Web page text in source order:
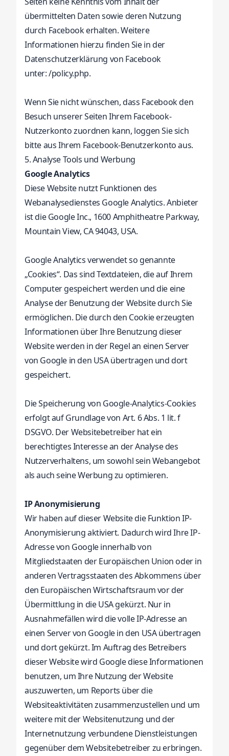
übermittelten Daten sowie deren Nutzung
durch Facebook erhalten. Weitere
Informationen hierzu finden Sie in der
Datenschutzerklärung von Facebook
unter:/policy.php.
Wenn Sie nicht wünschen, dass Facebook den
Besuch unserer Seiten Ihrem Facebook-
Nutzerkonto zuordnen kann, loggen Sie sich
bitte aus Ihrem Facebook-Benutzerkonto aus.
5. Analyse Tools und Werbung
Google Analytics
Diese Website nutzt Funktionen des
Webanalysedienstes Google Analytics. Anbieter
ist die Google Inc., 1600 Amphitheatre Parkway,
Mountain View, CA 94043, USA.
Google Analytics verwendet so genannte
„Cookies“. Das sind Textdateien, die auf Ihrem
Computer gespeichert werden und die eine
Analyse der Benutzung der Website durch Sie
ermöglichen. Die durch den Cookie erzeugten
Informationen über Ihre Benutzung dieser
Website werden in der Regel an einen Server
von Google in den USA übertragen und dort
gespeichert.
Die Speicherung von Google-Analytics-Cookies
erfolgt auf Grundlage von Art. 6 Abs. 1 lit. f
DSGVO. Der Websitebetreiber hat ein
berechtigtes Interesse an der Analyse des
Nutzerverhaltens, um sowohl sein Webangebot
als auch seine Werbung zu optimieren.
IP Anonymisierung
Wir haben auf dieser Website die Funktion IP-
Anonymisierung aktiviert. Dadurch wird Ihre IP-
Adresse von Google innerhalb von
Mitgliedstaaten der Europäischen Union oder in
anderen Vertragsstaaten des Abkommens über
den Europäischen Wirtschaftsraum vor der
Übermittlung in die USA gekürzt. Nur in
Ausnahmefällen wird die volle IP-Adresse an
einen Server von Google in den USA übertragen
und dort gekürzt. Im Auftrag des Betreibers
dieser Website wird Google diese Informationen
benutzen, um Ihre Nutzung der Website
auszuwerten, um Reports über die
Websiteaktivitäten zusammenzustellen und um
weitere mit der Websitenutzung und der
Internetnutzung verbundene Dienstleistungen
gegenüber dem Websitebetreiber zu erbringen.